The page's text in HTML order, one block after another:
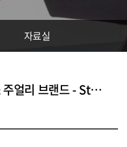
자료실
[Recruiting] 럭셔리 워치 & 주얼리 브랜드 - Store Staff - 채용 포지션 - 4월 24일 (채용중)